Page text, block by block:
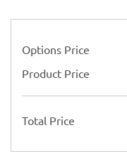
Options Price
Product Price
Total Price